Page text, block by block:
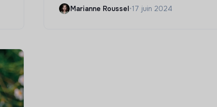
Marianne Roussel•17 juin 2024